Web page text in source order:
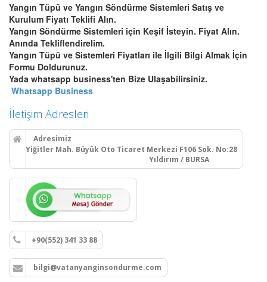
Yangın Tüpü ve Yangın Söndürme Sistemleri Satış ve
Kurulum Fiyatı Teklifi Alın.
Yangın Söndürme Sistemleri için Keşif İsteyin. Fiyat Alın.
Anında Tekliflendirelim.
Yangın Tüpü ve Sistemleri Fiyatları ile İlgili Bilgi Almak İçin
Formu Doldurunuz.
Yada whatsapp business'ten Bize Ulaşabilirsiniz.
Whatsapp Business
İletişim Adresleri
Adresimiz
Yiğitler Mah. Büyük Oto Ticaret Merkezi F106 Sok. No:28
Yıldırım / BURSA
+90(552) 341 33 88
bilgi@vatanyanginsondurme.com